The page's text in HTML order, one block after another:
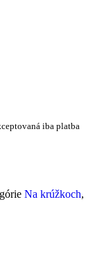
iba platba
Na krúžkoch,